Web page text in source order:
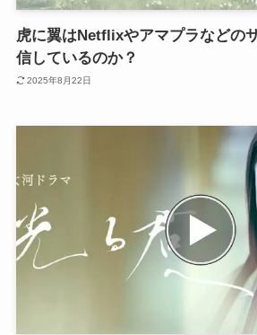
虎に翼はNetflixやアマプラなどの
信しているのか？
2025年8月22日